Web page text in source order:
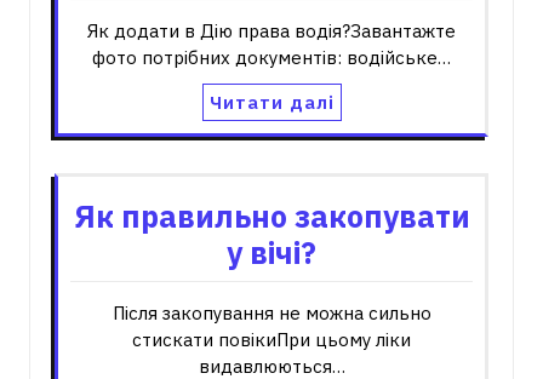
Як додати в Дію права водія?Завантажте
фото потрібних документів: водійське…
Читати далі
Як правильно закопувати
у вічі?
Після закопування не можна сильно
стискати повікиПри цьому ліки
видавлюються…